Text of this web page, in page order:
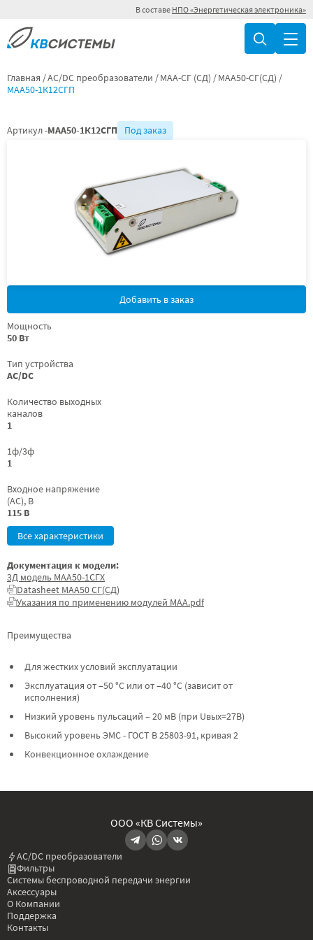
В составе НПО «Энергетическая электроника»
Главная AC/DC преобразователи МАА-СГ (СД)
МАА50-СГ(СД)
МАА50-1К12СГП
Артикул -МАА50-1К12СГП Под заказ
Добавить в заказ
Мощность
50 Вт
Тип устройства
AC/DC
Количество выходных
каналов
1
1ф/3ф
1
Входное напряжение
(AC), В
115 В
Все характеристики
Преимущества
Для жестких условий эксплуатации
Эксплуатация от –50 °C или от –40 °C (зависит от
исполнения)
Низкий уровень пульсаций – 20 мВ (при Uвых=27В)
Высокий уровень ЭМС - ГОСТ В 25803-91, кривая 2
Конвекционное охлаждение
Документация к модели:
3Д модель МАА50-1СГХ
Datasheet МАА50 СГ(СД)
Указания по применению модулей МАА.pdf
ООО «КВ Системы»
AC/DC преобразователи
Фильтры
Системы беспроводной передачи энергии
Аксессуары
О Компании
Поддержка
Контакты